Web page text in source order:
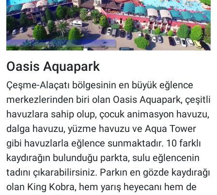
Oasis Aquapark
Çeşme-Alaçatı bölgesinin en büyük eğlence
merkezlerinden biri olan Oasis Aquapark, çeşitli
havuzlara sahip olup, çocuk animasyon havuzu,
dalga havuzu, yüzme havuzu ve Aqua Tower
gibi havuzlarla eğlence sunmaktadır. 10 farklı
kaydırağın bulunduğu parkta, sulu eğlencenin
tadını çıkarabilirsiniz. Parkın en gözde kaydırağı
olan King Kobra, hem yarış heyecanı hem de